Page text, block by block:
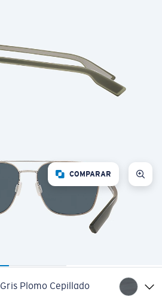
COMPARAR
Gris Plomo Cepillado